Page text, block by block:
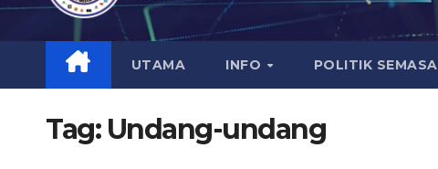
UTAMA INFO POLITIK SEMASA
Tag: Undang-undang